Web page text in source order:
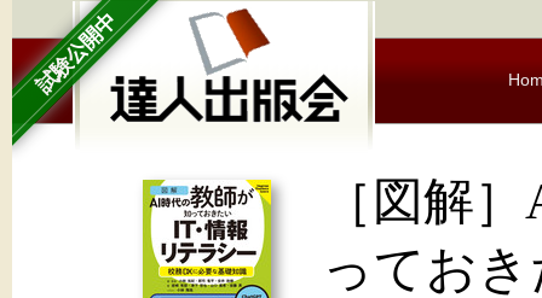
試験公開中
［図解
ってお